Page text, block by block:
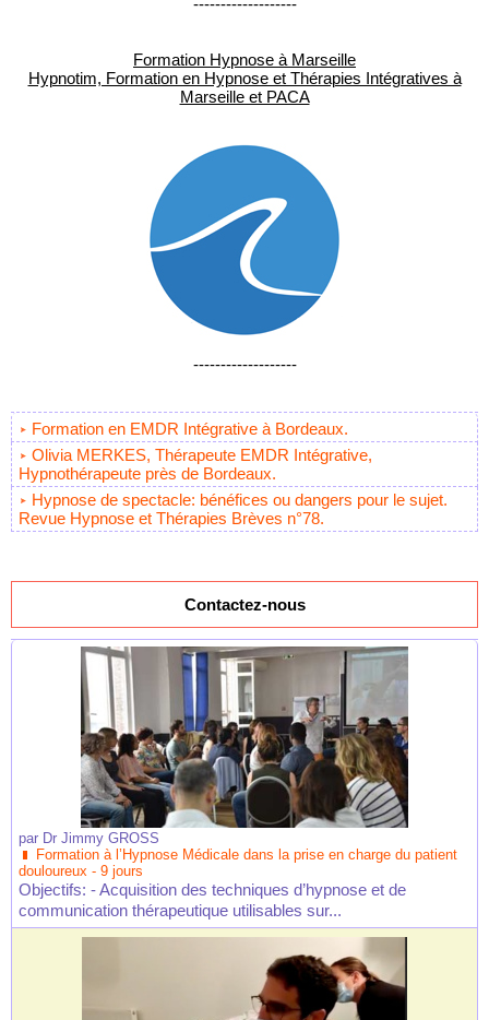
-------------------
Formation Hypnose à Marseille
Hypnotim, Formation en Hypnose et Thérapies Intégratives à
Marseille et PACA
-------------------
Formation en EMDR Intégrative à Bordeaux.
Olivia MERKES, Thérapeute EMDR Intégrative,
Hypnothérapeute près de Bordeaux.
Hypnose de spectacle: bénéfices ou dangers pour le sujet.
Revue Hypnose et Thérapies Brèves n°78.
Contactez-nous
par Dr Jimmy GROSS
Formation à l’Hypnose Médicale dans la prise en charge du patient
douloureux - 9 jours
Objectifs: - Acquisition des techniques d’hypnose et de
communication thérapeutique utilisables sur...